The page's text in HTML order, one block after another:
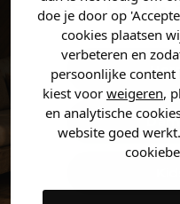
doe je door op
cookies plaatsen
verbeteren en
persoonlijke
kiest voor weigeren,
en analytische
website goed